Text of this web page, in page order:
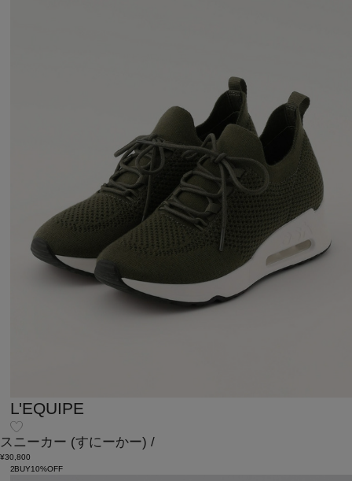
L'EQUIPE
スニーカー (すにーかー) /
¥30,800
2BUY10%OFF